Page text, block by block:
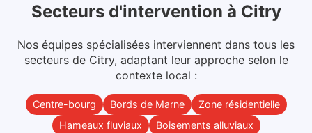
Secteurs d'intervention à Citry
Nos équipes spécialisées interviennent dans tous les
secteurs de Citry, adaptant leur approche selon le
contexte local :
Centre-bourg Bords de Marne
Zone résidentielle
Hameaux fluviaux
Boisements alluviaux